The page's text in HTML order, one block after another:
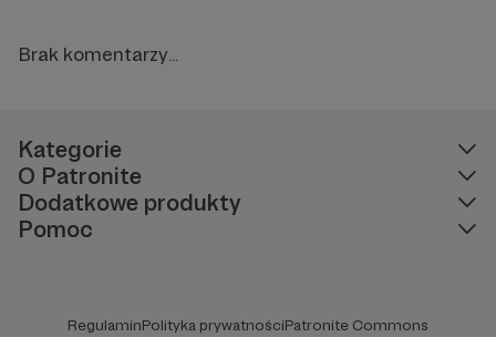
Brak komentarzy...
Kategorie
O Patronite
Dodatkowe produkty
Pomoc
RegulaminPolityka prywatnościPatronite Commons